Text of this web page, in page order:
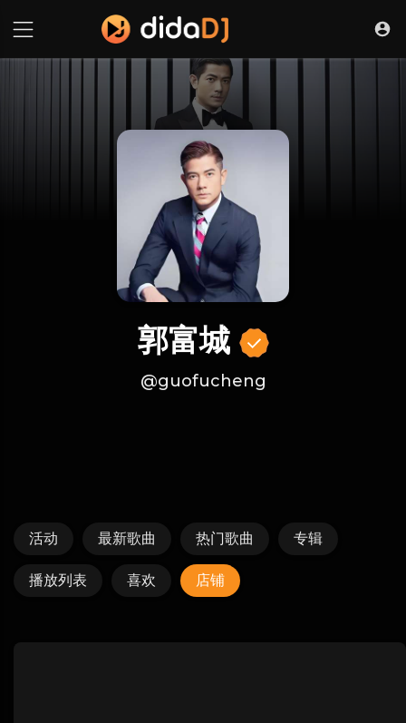
郭富城
@guofucheng
活动 最新歌曲 热门歌曲 专辑
播放列表 喜欢 店铺